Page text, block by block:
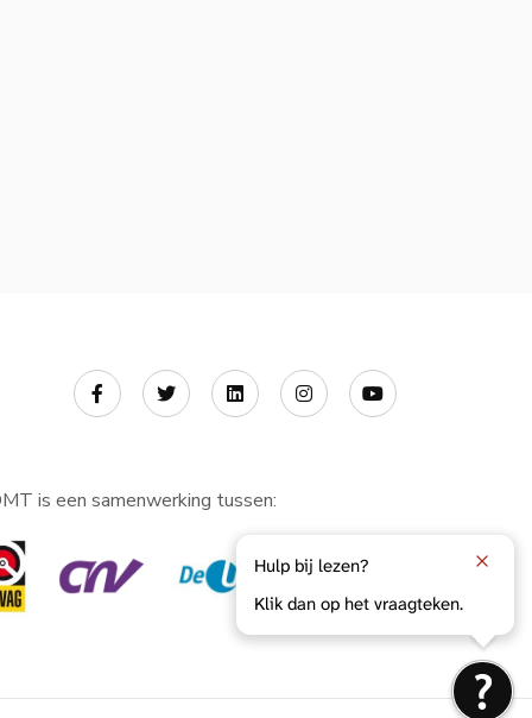
is een samenwerking tussen:
Hulp bij lezen?
Klik dan op het vraagteken.